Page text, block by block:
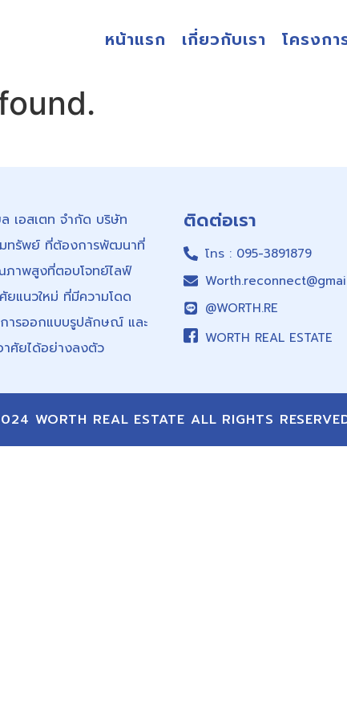
หน้าแรก เกี่ยวกับเรา โครงกา
ล เอสเตท จำกัด บริษัท
ทรัพย์ ที่ต้องการพัฒนาที่
าพสูงที่ตอบโจทย์ไลฟ์
ยแนวใหม่ ที่มีความโดด
การออกแบบรูปลักษณ์ และ
าศัยได้อย่างลงตัว
ติดต่อเรา
โทร : 095-3891879
@WORTH.RE
WORTH REAL ESTATE
WORTH REAL ESTATE ALL RIGHTS